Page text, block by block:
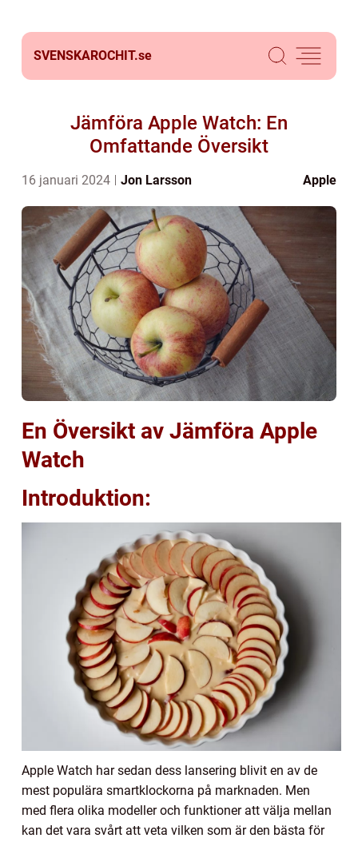
SVENSKAROCHIT.se
Jämföra Apple Watch: En
Omfattande Översikt
16 januari 2024 Jon Larsson Apple
En Översikt av Jämföra Apple
Watch
Introduktion:
Apple Watch har sedan dess lansering blivit en av de
mest populära smartklockorna på marknaden. Men
med flera olika modeller och funktioner att välja mellan
kan det vara svårt att veta vilken som är den bästa för